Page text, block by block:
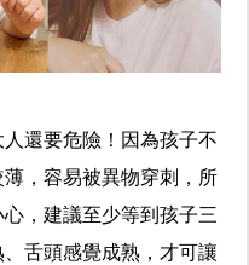
還要危險！因為孩子不
，容易被異物穿刺，所
，建議至少等到孩子三
舌頭感覺成熟，才可讓